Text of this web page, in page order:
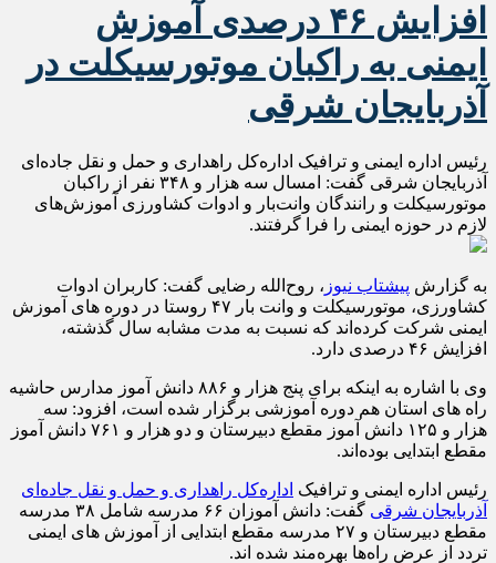
افزایش ۴۶ درصدی آموزش
ایمنی به راکبان موتورسیکلت در
آذربایجان شرقی
رئیس اداره ایمنی و‌ ترافیک اداره‌کل راهداری و حمل و نقل جاده‌ای
آذربایجان شرقی گفت: امسال سه هزار و ۳۴۸ نفر از راکبان
موتورسیکلت و رانندگان وانت‌بار و ادوات کشاورزی آموزش‌های
لازم در‌ حوزه ایمنی را فرا گرفتند.
به گزارش پیشتاب نیوز ، روح‌الله رضایی گفت: کاربران ادوات
کشاورزی، موتورسیکلت و وانت بار ۴۷ روستا در دوره های آموزش
ایمنی شرکت کرده‌اند که نسبت به مدت مشابه سال گذشته،
افزایش ۴۶ درصدی دارد.
وی با اشاره به اینکه برای پنج هزار و ۸۸۶ دانش آموز مدارس حاشیه
راه های استان هم دوره آموزشی برگزار شده است، افزود: سه
هزار و ۱۲۵ دانش آموز مقطع دبیرستان و دو هزار و ۷۶۱ دانش آموز
مقطع ابتدایی بوده‌اند.
رئیس اداره ایمنی و‌ ترافیک اداره‌کل راهداری و حمل و نقل جاده‌ای
آذربایجان شرقی
گفت: دانش آموزان ۶۶ مدرسه شامل ۳۸ مدرسه
مقطع دبیرستان و ۲۷ مدرسه مقطع ابتدایی از آموزش های ایمنی
تردد از عرض راه‌ها بهره‌مند شده اند.